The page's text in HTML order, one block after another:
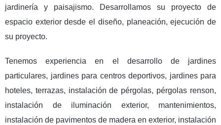
jardinería y paisajismo. Desarrollamos su proyecto de
espacio exterior desde el diseño, planeación, ejecución de
su proyecto.
Tenemos experiencia en el desarrollo de jardines
particulares, jardines para centros deportivos, jardines para
hoteles, terrazas, instalación de pérgolas, pérgolas renson,
instalación de iluminación exterior, mantenimientos,
instalación de pavimentos de madera en exterior, instalación